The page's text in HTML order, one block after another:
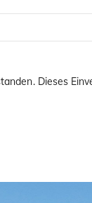
Dieses